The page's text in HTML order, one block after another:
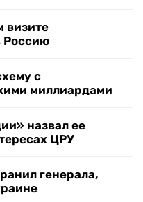
визите
Россию
с
миллиардами
назвал ее
ЦРУ
генерала,